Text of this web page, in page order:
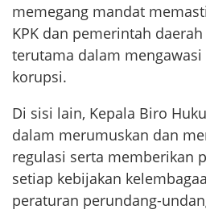
memegang mandat
KPK dan pemerintah
terutama dalam
korupsi.
Di sisi lain, Kepala Biro
dalam merumuskan dan
regulasi serta memberikan
setiap kebijakan
peraturan perundang-